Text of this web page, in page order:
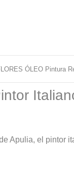
ÓLEO Pintura
Apulia, el pintor